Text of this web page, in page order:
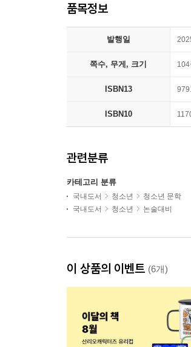
품목정보
발행일
쪽수, 무게, 크기
ISBN13
ISBN10
관련분류
카테고리 분류
국내도서 청소년
청소년 문학
국내도서
청소년 논술대비
이 상품의 이벤트 (6개)